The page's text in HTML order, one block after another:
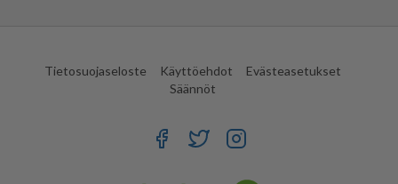
Tietosuojaseloste Käyttöehdot
Evästeasetukset
Säännöt